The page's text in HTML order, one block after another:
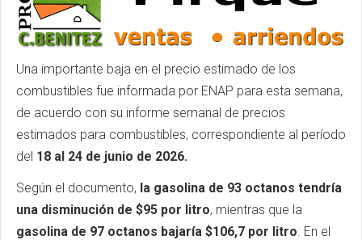
Una importante baja en el precio estimado de los
combustibles fue informada por ENAP para esta semana,
de acuerdo con su informe semanal de precios
estimados para combustibles, correspondiente al período
del 18 al 24 de junio de 2026.
Según el documento, la gasolina de 93 octanos tendría
una disminución de $95 por litro, mientras que la
gasolina de 97 octanos bajaría $106,7 por litro . En el